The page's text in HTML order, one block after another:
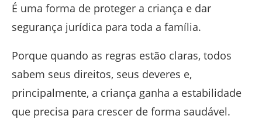
É uma forma de proteger a criança e dar
segurança jurídica para toda a família.
Porque quando as regras estão claras, todos
sabem seus direitos, seus deveres e,
principalmente, a criança ganha a estabilidade
que precisa para crescer de forma saudável.